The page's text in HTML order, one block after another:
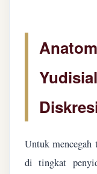
Untuk mencegah
di tingkat